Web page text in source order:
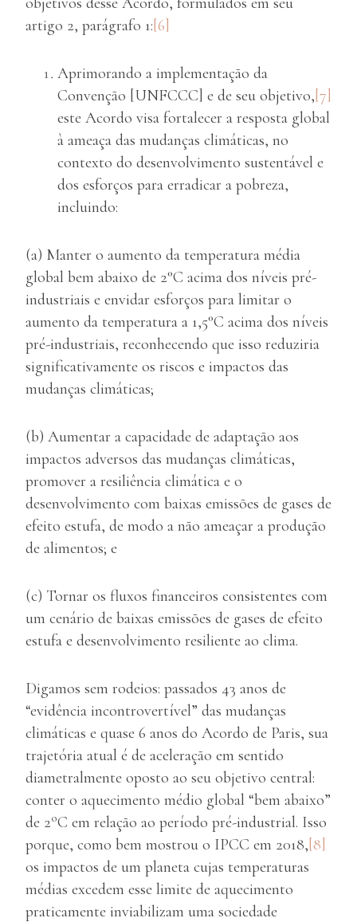
artigo 2, parágrafo 1:[6]
Aprimorando a implementação da
Convenção [UNFCCC] e de seu objetivo,[7]
este Acordo visa fortalecer a resposta global
à ameaça das mudanças climáticas, no
contexto do desenvolvimento sustentável e
dos esforços para erradicar a pobreza,
incluindo:
(a) Manter o aumento da temperatura média
global bem abaixo de 2°C acima dos níveis pré-
industriais e envidar esforços para limitar o
aumento da temperatura a 1,5°C acima dos níveis
pré-industriais, reconhecendo que isso reduziria
significativamente os riscos e impactos das
mudanças climáticas;
(b) Aumentar a capacidade de adaptação aos
impactos adversos das mudanças climáticas,
promover a resiliência climática e o
desenvolvimento com baixas emissões de gases de
efeito estufa, de modo a não ameaçar a produção
de alimentos; e
(c) Tornar os fluxos financeiros consistentes com
um cenário de baixas emissões de gases de efeito
estufa e desenvolvimento resiliente ao clima.
Digamos sem rodeios: passados 43 anos de
“evidência incontrovertível” das mudanças
climáticas e quase 6 anos do Acordo de Paris, sua
trajetória atual é de aceleração em sentido
diametralmente oposto ao seu objetivo central:
conter o aquecimento médio global “bem abaixo”
de 2oC em relação ao período pré-industrial. Isso
porque, como bem mostrou o IPCC em 2018,[8]
os impactos de um planeta cujas temperaturas
médias excedem esse limite de aquecimento
praticamente inviabilizam uma sociedade